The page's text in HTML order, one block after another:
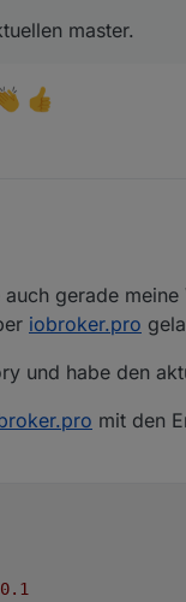
komplett
master.
gerade
iobroker.pro
und habe den
mit den
.1